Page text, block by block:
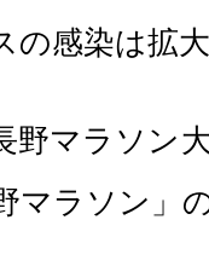
の感染は拡
野マラソン
マラソン」